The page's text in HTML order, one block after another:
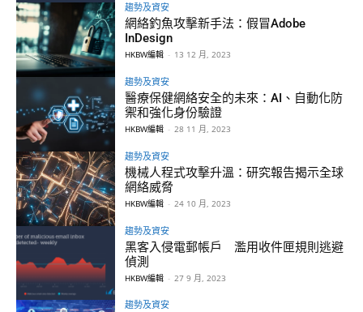
趨勢及資安
網絡釣魚攻擊新手法：假冒Adobe
InDesign
HKBW編輯 - 13 12 月, 2023
趨勢及資安
醫療保健網絡安全的未來：AI、自動化防
禦和強化身份驗證
HKBW編輯 - 28 11 月, 2023
趨勢及資安
機械人程式攻擊升溫：研究報告揭示全球
網絡威脅
HKBW編輯 - 24 10 月, 2023
趨勢及資安
黑客入侵電郵帳戶 濫用收件匣規則逃避
偵測
HKBW編輯 - 27 9 月, 2023
趨勢及資安